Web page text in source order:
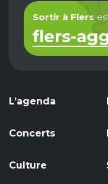
Sortir à Flers
flers-
L’agenda
Concerts
Culture